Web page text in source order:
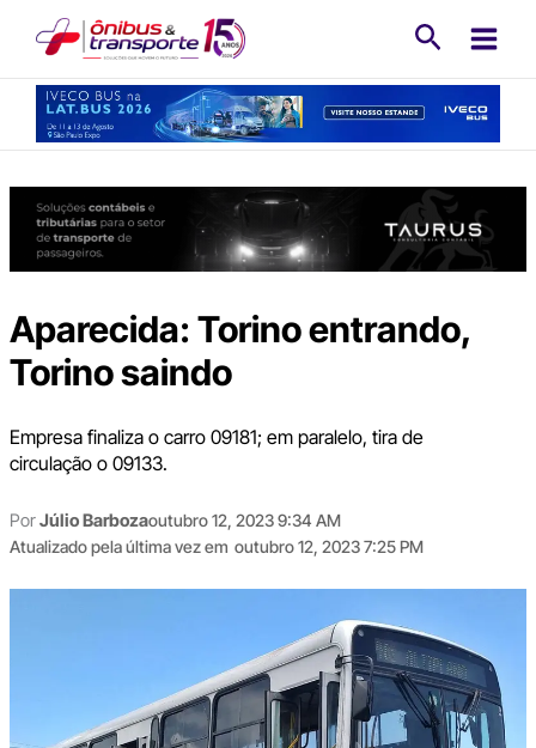
conteúdo
Aparecida: Torino entrando,
Torino saindo
Empresa finaliza o carro 09181; em paralelo, tira de
circulação o 09133.
PorJúlio Barbozaoutubro 12, 2023 9:34 AM
Atualizado pela última vez em outubro 12, 2023 7:25 PM